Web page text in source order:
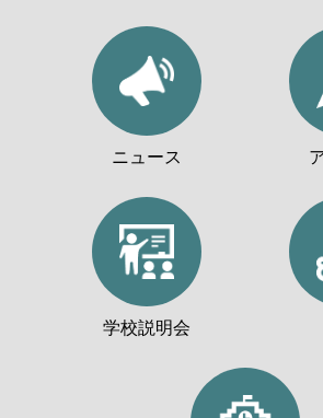
ニュース
学校説明会